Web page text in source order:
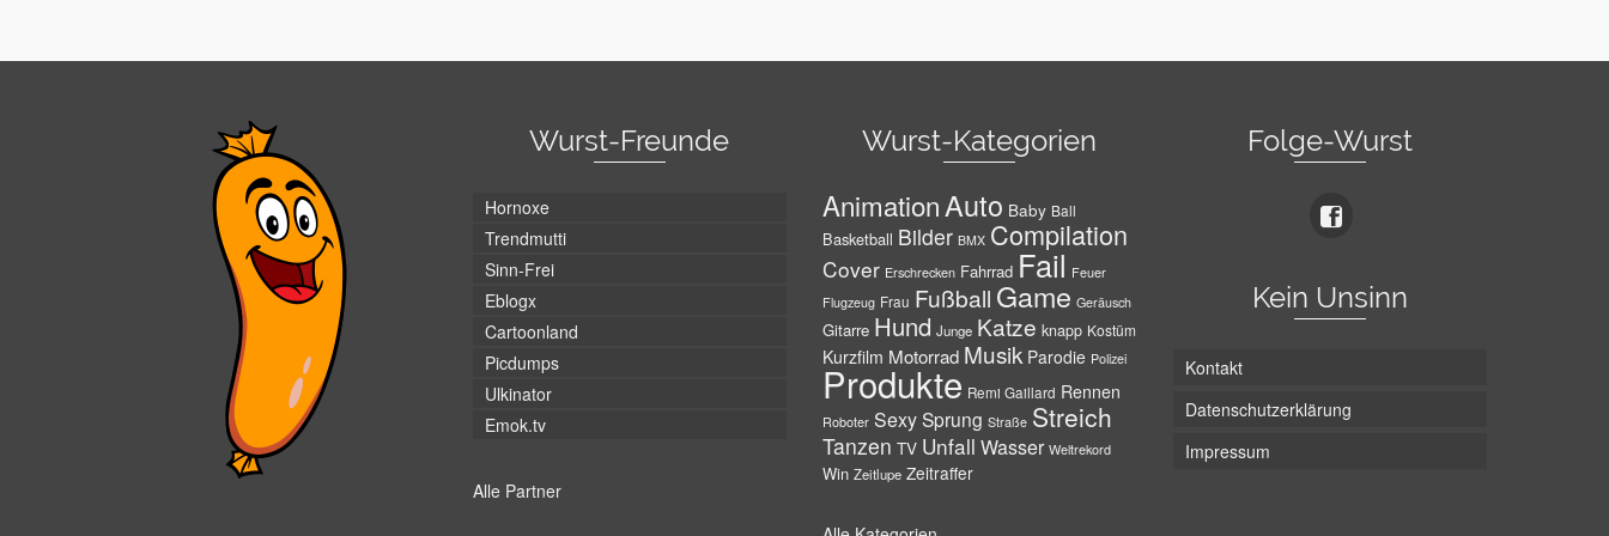
Wurst-Freunde
Hornoxe
Trendmutti
Sinn-Frei
Eblogx
Cartoonland
Picdumps
Ulkinator
Emok.tv
Alle Partner
Wurst-Kategorien
AnimationAuto Baby Ball
Basketball Bilder BMX Compilation
Cover Erschrecken Fahrrad Fail Feuer
Flugzeug Frau Fußball Game Geräusch
Gitarre Hund Junge Katze knapp Kostüm
Kurzfilm Motorrad Musik Parodie Polizei
Produkte Remi Gaillard Rennen
Roboter SexySprung Straße Streich
Tanzen TV Unfall Wasser Weltrekord
Win Zeitlupe Zeitraffer
Folge-Wurst
Kein Unsinn
Kontakt
Datenschutzerklärung
Impressum